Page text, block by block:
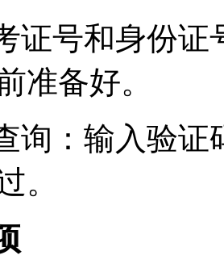
证号和身份证
准备好。
询：输入验证
。